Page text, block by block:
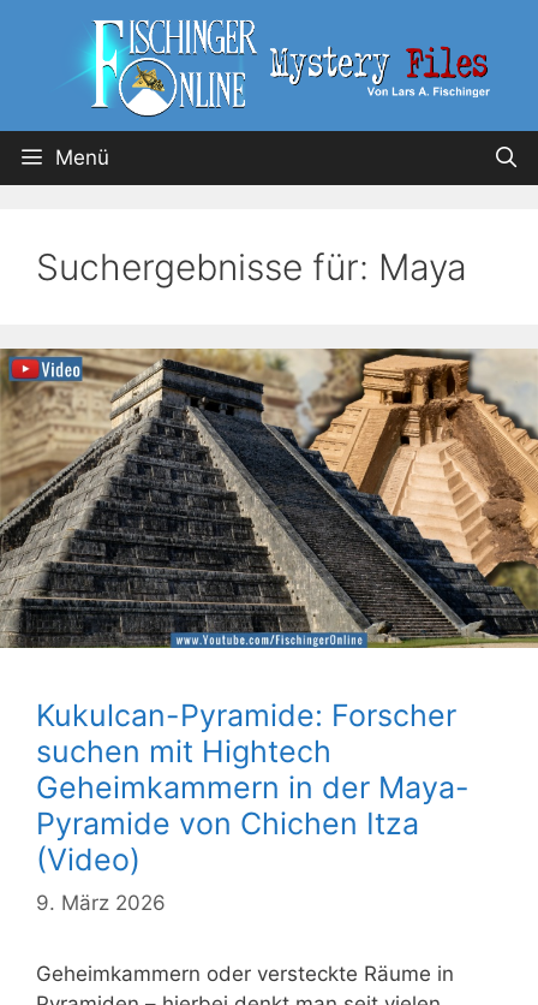
Menü
Suchergebnisse für: Maya
Kukulcan-Pyramide: Forscher
suchen mit Hightech
Geheimkammern in der Maya-
Pyramide von Chichen Itza
(Video)
9. März 2026
Geheimkammern oder versteckte Räume in